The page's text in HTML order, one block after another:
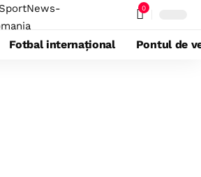
0
Fotbal internațional Pontul de